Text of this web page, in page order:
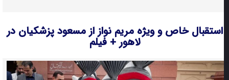
استقبال خاص و ویژه مریم نواز از مسعود پزشکیان در
لاهور + فیلم